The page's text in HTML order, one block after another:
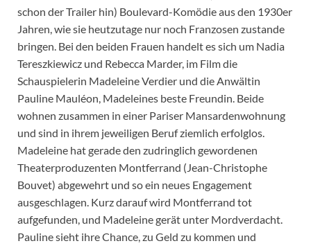
schon der Trailer hin) Boulevard-Komödie aus den 1930er
Jahren, wie sie heutzutage nur noch Franzosen zustande
bringen. Bei den beiden Frauen handelt es sich um Nadia
Tereszkiewicz und Rebecca Marder, im Film die
Schauspielerin Madeleine Verdier und die Anwältin
Pauline Mauléon, Madeleines beste Freundin. Beide
wohnen zusammen in einer Pariser Mansardenwohnung
und sind in ihrem jeweiligen Beruf ziemlich erfolglos.
Madeleine hat gerade den zudringlich gewordenen
Theaterproduzenten Montferrand (Jean-Christophe
Bouvet) abgewehrt und so ein neues Engagement
ausgeschlagen. Kurz darauf wird Montferrand tot
aufgefunden, und Madeleine gerät unter Mordverdacht.
Pauline sieht ihre Chance, zu Geld zu kommen und